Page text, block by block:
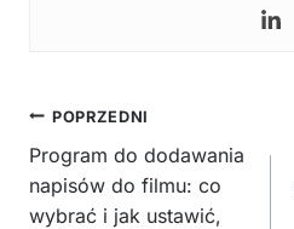
Nawigacja
wpisu
POPRZEDNI
Program do dodawania
napisów do filmu: co
wybrać i jak ustawić,